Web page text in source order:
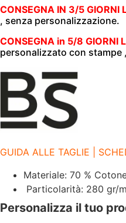
|
HOODED
280
GR/M2
|
DARK
GREY
DG
quantità
CONSEGNA IN 3/5 GIORNI
, senza personalizzazione.
CONSEGNA in 5/8 GIORNI
personalizzato con stampe
GUIDA ALLE TAGLIE |
Materiale: 70 %
Particolarità: 280 gr/
Personalizza il tuo